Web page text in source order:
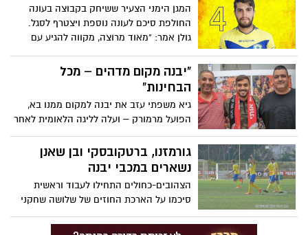
המגן הימני הצעיר ששיחק בקבוצה בעונה
החולפת סיכם לעונה נוספת ויצטרף לסגל.
גולן אמר: "מאוד מרוצה, מקווה להגיע עם
"יבנה מקום מדהים – מכל
הבחינות"
גיא משפתי עזב את יבנה למקום ממנו בא,
הפועל מרמורק – ועלה לליגה הלאומית לאחר
שפספס את העלייה לליגת העל בינואר
החולף. "ניסן יחזקאל מאוד רצה אותי
במרמורק, אם זה היה בליגה א', הייתי נשאר
גורמזנו, ברטקובסקי ובן שאנן
נשארים במכבי יבנה
הצהובים-כחולים התחילו לעבוד וראשית
סיכמו על הארכת החוזים של שלושה שחקני
מפתח שנחשבים לעמודי התווך במועדון.
"המשא ומתן לא היה פשוט, אבל בסוף כולם